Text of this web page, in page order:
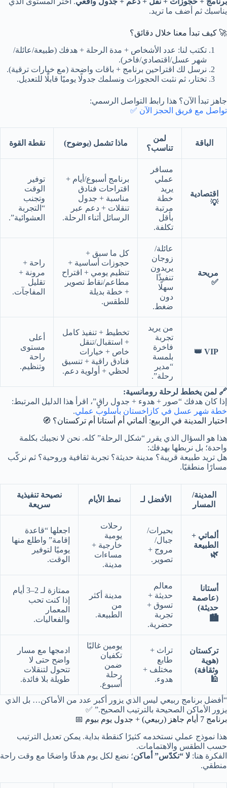
يناسبك ثم أضف ما تريد.
🚀 كيف تبدأ معنا خلال دقائق؟
تكتب لنا: عدد الأشخاص + مدة الرحلة + هدفك (طبيعة/عائلة/
شهر عسل/اقتصادي/فاخر).
نرسل لك اقتراحين برنامج + باقات واضحة (مع خيارات ترقية).
تختار، ثم نثبت الحجوزات ونسلمك جدولًا يوميًا قابلًا للتعديل.
جاهز تبدأ الآن؟ هذا رابط التواصل الرسمي:
تواصل مع فريق الحجز الآن ✅
الباقة
لمن
تناسب؟
ماذا تشمل (بوضوح) نقطة القوة
اقتصادية
💡
مسافر
عملي
يريد
خطة
مرتبة
بأقل
تكلفة.
برنامج أسبوع/أيام +
اقتراحات فنادق
مناسبة + جدول
تنقلات + دعم عبر
الرسائل أثناء الرحلة.
توفير
الوقت
وتجنب
“التجربة
العشوائية”.
مريحة
✅
عائلة/
زوجان
يريدون
تنفيذًا
سهلًا
دون
ضغط.
كل ما سبق +
حجوزات أساسية +
تنظيم يومي + اقتراح
مطاعم/نقاط تصوير
+ خطة بديلة
للطقس.
راحة +
مرونة +
تقليل
المفاجآت.
VIP 👑
من يريد
تجربة
فاخرة
بلمسة
“مدير
رحلة”.
تخطيط + تنفيذ كامل
+ استقبال/تنقل
خاص + خيارات
فنادق راقية + تنسيق
لحظي + أولوية دعم.
أعلى
مستوى
راحة
وتنظيم.
🔗 لمن يخطط لرحلة رومانسية:
إذا كان هدفك “صور + هدوء + جدول راقٍ”، اقرأ هذا الدليل المرتبط:
خطة شهر عسل في كازاخستان بأسلوب عملي.
اختيار المدينة في الربيع: ألماتي أم أستانا أم تركستان؟ 🧭
هذا هو السؤال الذي يقرر “شكل الرحلة” كله. نحن لا نجيبك بكلمة
واحدة؛ بل نربطها بهدفك:
هل تريد طبيعة قريبة؟ مدينة حديثة؟ تجربة ثقافية وروحية؟ ثم نركّب
مسارًا منطقيًا.
المدينة/
المسار
الأفضل لـ نمط الأيام
نصيحة تنفيذية
سريعة
ألماتي +
الطبيعة
🌿
بحيرات/
جبال/
مروج +
تصوير.
رحلات
يومية
خارجية +
مساءات
مدينة.
اجعلها “قاعدة
إقامة” واطلع منها
يوميًا لتوفير
الوقت.
أستانا
(عاصمة
حديثة)
🏙️
معالم
حديثة +
تسوق +
تجربة
حضرية.
مدينة أكثر
من
الطبيعة.
ممتازة لـ 2–3 أيام
إذا كنت تحب
المعمار
والفعاليات.
تركستان
(هوية
وثقافة)
🕌
تراث +
طابع
مختلف +
هدوء.
يومين غالبًا
تكفيان
ضمن
رحلة
أسبوع.
ادمجها مع مسار
واضح حتى لا
تتحول لتنقلات
طويلة بلا فائدة.
“أفضل برنامج ربيعي ليس الذي يزور أكبر عدد من الأماكن… بل الذي
يزور الأماكن الصحيحة بالترتيب الصحيح.” ✅
برنامج 7 أيام جاهز (ربيعي) + جدول يوم بيوم 📅
هذا نموذج عملي نستخدمه كثيرًا كنقطة بداية. يمكن تعديل الترتيب
حسب الطقس والاهتمامات.
الفكرة هنا: لا “نكدّس” أماكن؛ نضع لكل يوم هدفًا واضحًا مع وقت راحة
منطقي.